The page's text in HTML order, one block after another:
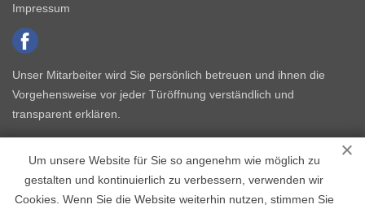
Um unsere Website für Sie so angenehm wie möglich zu
gestalten und kontinuierlich zu verbessern, verwenden wir
Cookies. Wenn Sie die Website weiterhin nutzen, stimmen Sie
Impressum
Unser Mitarbeiter wird Sie persönlich betreuen und ihnen die
Vorgehensweise vor jeder Türöffnung verständlich und
transparent erklären.